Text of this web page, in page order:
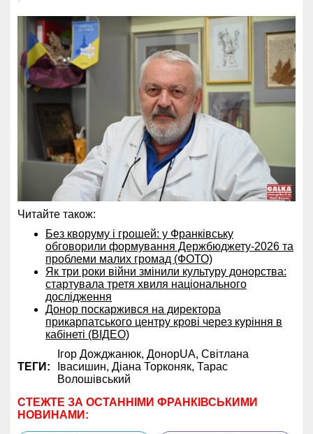
Читайте також:
Без кворуму і грошей: у Франківську
обговорили формування Держбюджету-2026 та
проблеми малих громад (ФОТО)
Як три роки війни змінили культуру донорства:
стартувала третя хвиля національного
дослідження
Донор поскаржився на директора
прикарпатського центру крові через куріння в
кабінеті (ВІДЕО)
ТЕГИ:
Ігор Дожджанюк, ДонорUA, Світлана
Івасишин, Діана Торконяк, Тарас
Волошівський
СТЕЖТЕ ЗА ОСТАННІМИ ФРАНКІВСЬКИМИ
НОВИНАМИ: